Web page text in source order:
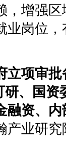
，增强
业岗位
立项审
、国资
融资、
业研究